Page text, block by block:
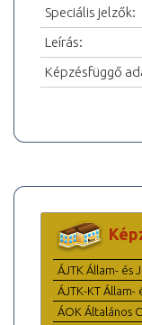
Speciális jelzők:
Leírás:
Képzésfüggő
ÁJTK Állam- és
ÁJTK-KT
ÁOK Általános